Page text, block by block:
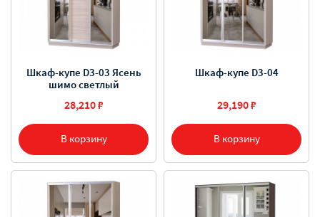
В корзину
Шкаф-купе D3-03 Ясень
шимо светлый
28,210 ₽
В корзину
Шкаф-купе D3-04
29,190 ₽